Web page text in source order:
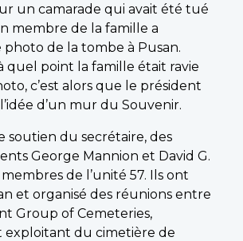
un camarade qui avait été tué
membre de la famille a
de la tombe à Pusan.
quel point la famille était ravie
c’est alors que le président
d’un mur du Souvenir.
soutien du secrétaire, des
George Mannion et David G.
de l’unité 57. Ils ont
et organisé des réunions entre
Group of Cemeteries,
exploitant du cimetière de